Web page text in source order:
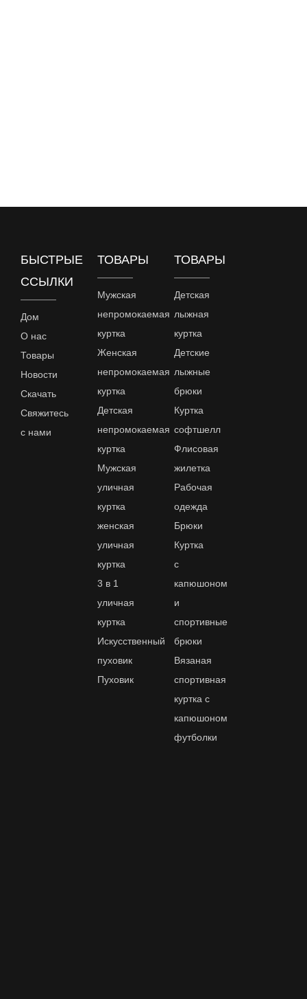
БЫСТРЫЕ
ССЫЛКИ
Дом
О нас
Товары
Новости
Скачать
Свяжитесь
с нами
ТОВАРЫ
Мужская
непромокаемая
куртка
Женская
непромокаемая
куртка
Детская
непромокаемая
куртка
Мужская
уличная
куртка
женская
уличная
куртка
3 в 1
уличная
куртка
Искусственный
пуховик
Пуховик
ТОВАРЫ
Детская
лыжная
куртка
Детские
лыжные
брюки
Куртка
софтшелл
Флисовая
жилетка
Рабочая
одежда
Брюки
Куртка
с
капюшоном
и
спортивные
брюки
Вязаная
спортивная
куртка с
капюшоном
футболки